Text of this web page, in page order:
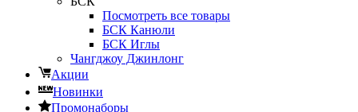
Посмотреть все товары
БСК Канюли
БСК Иглы
Чангджоу Джинлонг
Акции
Новинки
Промонаборы